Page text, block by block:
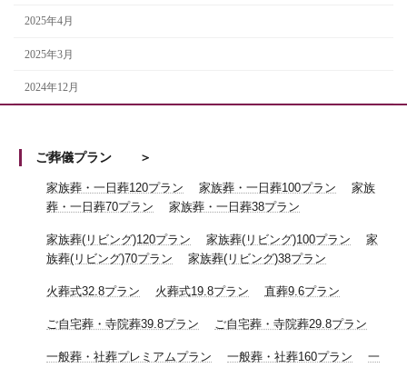
2025年4月
2025年3月
2024年12月
ご葬儀プラン
家族葬・一日葬120プラン 家族葬・一日葬100プラン
家族
葬・一日葬70プラン
家族葬・一日葬38プラン
家族葬(リビング)120プラン 家族葬(リビング)100プラン
家
族葬(リビング)70プラン
家族葬(リビング)38プラン
火葬式32.8プラン 火葬式19.8プラン 直葬9.6プラン
ご自宅葬・寺院葬39.8プラン ご自宅葬・寺院葬29.8プラン
一般葬・社葬プレミアムプラン 一般葬・社葬160プラン
一